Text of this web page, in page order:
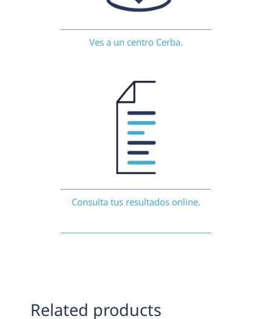
Ves a un centro Cerba.
Consulta tus resultados online.
Related products